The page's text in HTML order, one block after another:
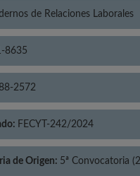
de Relaciones Laborales
8635
2572
FECYT-242/2024
de Origen: 5ª Convocatoria